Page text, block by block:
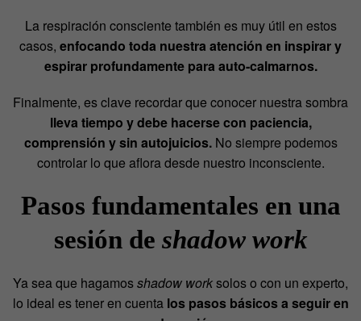
La respiración consciente también es muy útil en estos
casos, enfocando toda nuestra atención en inspirar y
espirar profundamente para auto-calmarnos.
Finalmente, es clave recordar que conocer nuestra sombra
lleva tiempo y debe hacerse con paciencia,
comprensión y sin autojuicios.No siempre podemos
controlar lo que aflora desde nuestro inconsciente.
Pasos fundamentales en una
sesión de shadow work
Ya sea que hagamosshadow worksolos o con un experto,
lo ideal es tener en cuenta los pasos básicos a seguir en